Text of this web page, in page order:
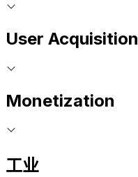
User Acquisition
Monetization
工业